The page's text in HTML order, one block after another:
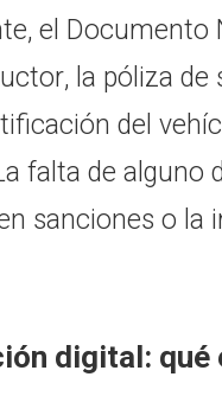
el Documento
la póliza de
del
falta de alguno
sanciones o la
digital: